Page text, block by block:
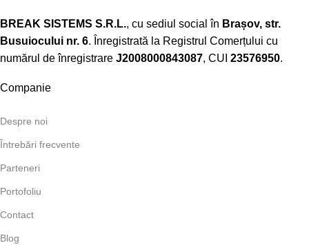
BREAK SISTEMS S.R.L., cu sediul social în Brașov, str.
Busuiocului nr. 6. Înregistrată la Registrul Comerțului cu
numărul de înregistrare J2008000843087, CUI 23576950.​
Companie
Despre noi
Întrebări frecvente
Parteneri
Portofoliu
Contact
Blog